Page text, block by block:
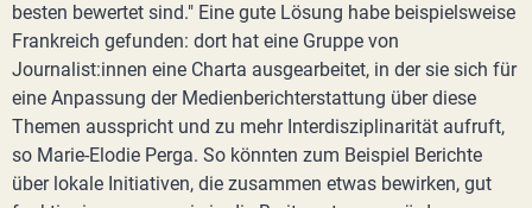
besten bewertet sind." Eine gute Lösung habe beispielsweise
Frankreich gefunden: dort hat eine Gruppe von
Journalist:innen eine Charta ausgearbeitet, in der sie sich für
eine Anpassung der Medienberichterstattung über diese
Themen ausspricht und zu mehr Interdisziplinarität aufruft,
so Marie-Elodie Perga. So könnten zum Beispiel Berichte
über lokale Initiativen, die zusammen etwas bewirken, gut